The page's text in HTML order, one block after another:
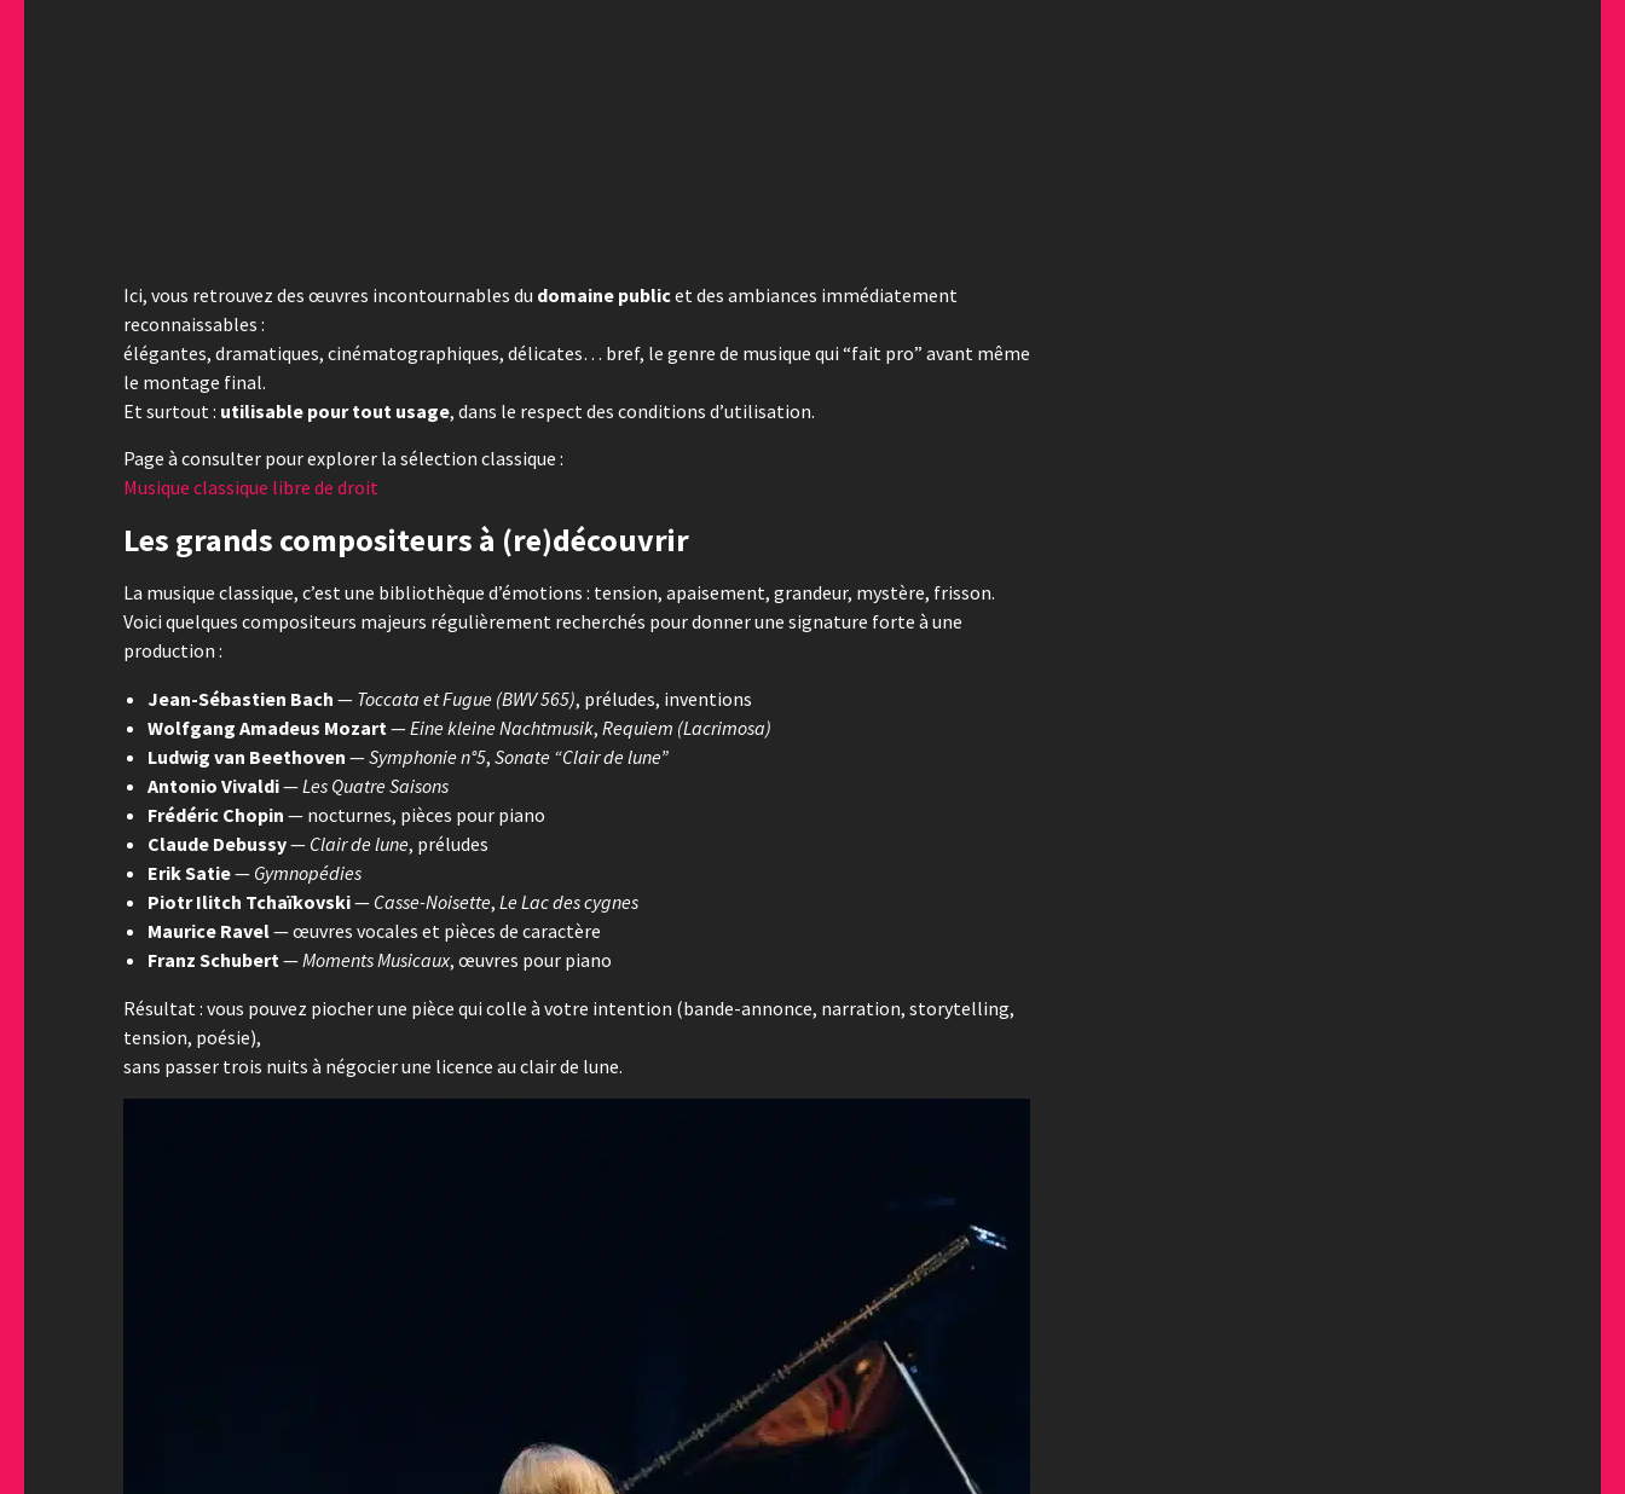
Ici, vous retrouvez des œuvres incontournables du domaine publicet des ambiances immédiatement
reconnaissables :
élégantes, dramatiques, cinématographiques, délicates… bref, le genre de musique qui “fait pro” avant même
le montage final.
Et surtout : utilisable pour tout usage, dans le respect des conditions d’utilisation.
Page à consulter pour explorer la sélection classique :
Musique classique libre de droit
Les grands compositeurs à (re)découvrir
La musique classique, c’est une bibliothèque d’émotions : tension, apaisement, grandeur, mystère, frisson.
Voici quelques compositeurs majeurs régulièrement recherchés pour donner une signature forte à une
production :
Jean-Sébastien Bach — Toccata et Fugue (BWV 565), préludes, inventions
Wolfgang Amadeus Mozart —Eine kleine Nachtmusik, Requiem (Lacrimosa)
Ludwig van Beethoven —Symphonie n°5, Sonate “Clair de lune”
Antonio Vivaldi—Les Quatre Saisons
Frédéric Chopin — nocturnes, pièces pour piano
Claude Debussy— Clair de lune, préludes
Erik Satie— Gymnopédies
Piotr Ilitch Tchaïkovski— Casse-Noisette, Le Lac des cygnes
Maurice Ravel— œuvres vocales et pièces de caractère
Franz Schubert —Moments Musicaux, œuvres pour piano
Résultat : vous pouvez piocher une pièce qui colle à votre intention (bande-annonce, narration, storytelling,
tension, poésie),
sans passer trois nuits à négocier une licence au clair de lune.